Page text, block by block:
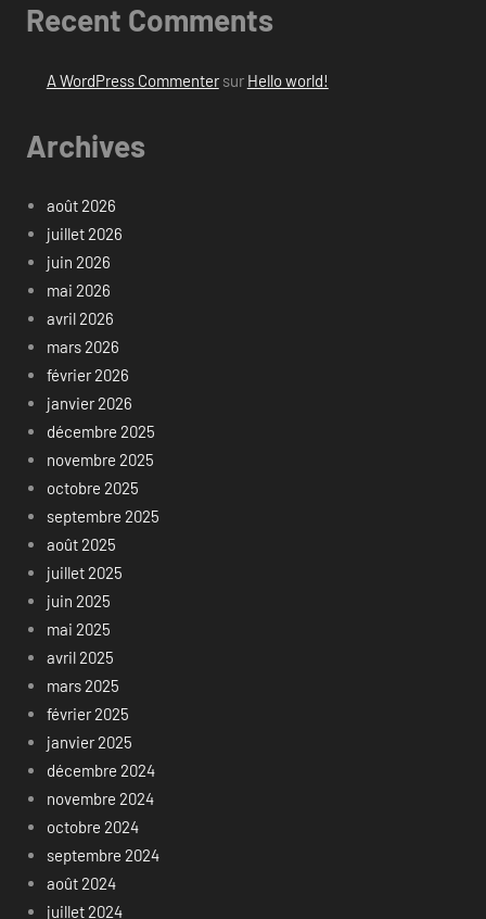
Recent Comments
A WordPress Commentersur Hello world!
Archives
août 2026
juillet 2026
juin 2026
mai 2026
avril 2026
mars 2026
février 2026
janvier 2026
décembre 2025
novembre 2025
octobre 2025
septembre 2025
août 2025
juillet 2025
juin 2025
mai 2025
avril 2025
mars 2025
février 2025
janvier 2025
décembre 2024
novembre 2024
octobre 2024
septembre 2024
août 2024
juillet 2024